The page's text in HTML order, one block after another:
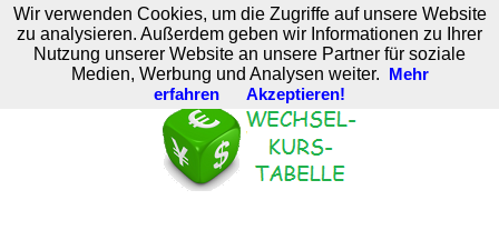
M. Brodski Software
Wir verwenden Cookies, um die Zugriffe auf unsere Website
zu analysieren. Außerdem geben wir Informationen zu Ihrer
Nutzung unserer Website an unsere Partner für soziale
Medien, Werbung und Analysen weiter.
Mehr
erfahren
Akzeptieren!